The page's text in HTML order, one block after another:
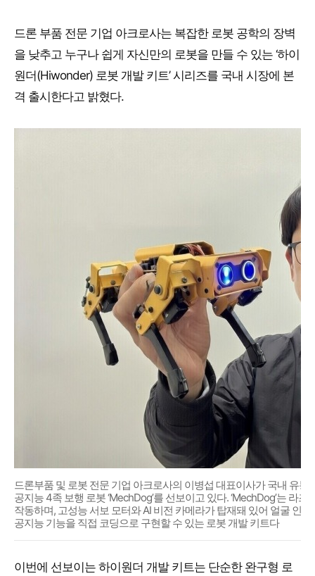
드론 부품 전문 기업 아크로사는 복잡한 로봇 공학의 장벽
을 낮추고 누구나 쉽게 자신만의 로봇을 만들 수 있는 ‘하이
원더(Hiwonder) 로봇 개발 키트’ 시리즈를 국내 시장에 본
격 출시한다고 밝혔다.
드론부품 및 로봇 전문 기업 아크로사의 이병섭 대표이사가 국내 유
공지능 4족 보행 로봇 ‘MechDog’를 선보이고 있다. ‘MechDog’는 라
작동하며, 고성능 서보 모터와 AI 비전 카메라가 탑재돼 있어 얼굴 인
공지능 기능을 직접 코딩으로 구현할 수 있는 로봇 개발 키트다
이번에 선보이는 하이원더 개발 키트는 단순한 완구형 로